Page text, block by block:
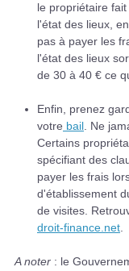
le propriétaire
l'état des lieux,
pas à payer les
l'état des lieux
de 30 à 40 € ce
Enfin, prenez
votre bail . Ne
Certains
spécifiant des
payer les frais
d'établissement
de visites.
droit-finance.net
A noter : le